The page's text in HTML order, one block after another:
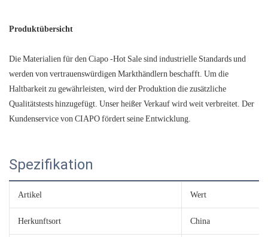
Produktübersicht
Die Materialien für den Ciapo -Hot Sale sind industrielle Standards und
werden von vertrauenswürdigen Markthändlern beschafft. Um die
Haltbarkeit zu gewährleisten, wird der Produktion die zusätzliche
Qualitätstests hinzugefügt. Unser heißer Verkauf wird weit verbreitet. Der
Kundenservice von CIAPO fördert seine Entwicklung.
Spezifikation
Artikel Wert
Herkunftsort China